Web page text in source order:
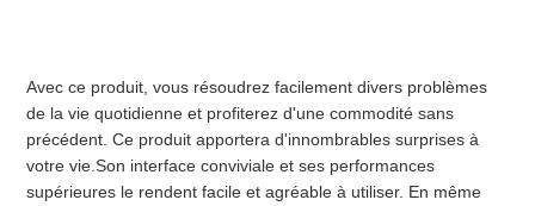
PLAN
DU
Avec ce produit, vous résoudrez facilement divers problèmes
de la vie quotidienne et profiterez d'une commodité sans
précédent. Ce produit apportera d'innombrables surprises à
votre vie.Son interface conviviale et ses performances
supérieures le rendent facile et agréable à utiliser. En même